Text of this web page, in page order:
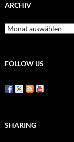
ARCHIV
Archiv
FOLLOW US
SHARING